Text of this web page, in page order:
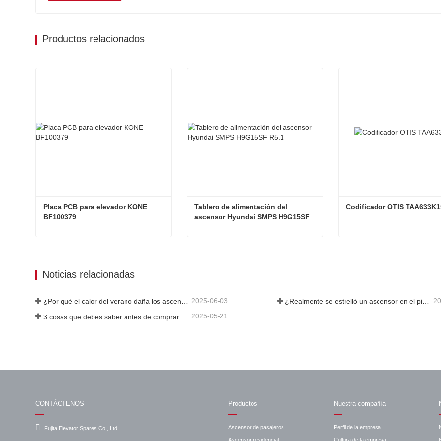
Productos relacionados
Placa PCB para elevador KONE
BF100379
Tablero de alimentación del
ascensor Hyundai SMPS H9G15SF
Codificador OTIS
Noticias relacionadas
¿Por qué el calor del verano daña los ascensores? 2025-06-03 ¿Realmente se estrelló un ascensor en el piso 40?
2025-05-21
CONTÁCTENOS
Fujita Elevator Spares Co., Ltd
Productos
Ascensor de pasajeros
Ascensor residencial
Nuestra compañía
Perfil de la empresa
Cultura de la empresa